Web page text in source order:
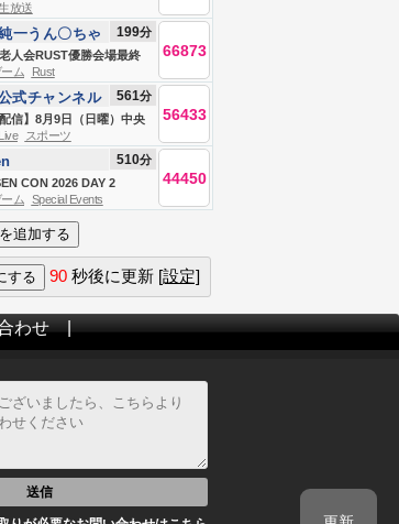
月9日）
月9日）
放送
人会RUST優勝会場最終
一うん〇ちゃ
199分
66873
ム
Rust
配信】8月9日（日曜）中央
ス中継（新潟・中京・札
式チャンネル 561分
56433
スポーツ
CON 2026 DAY 2
510分
44450
ム Special Events
90 秒後に更新 [設定]
わせ|
送信